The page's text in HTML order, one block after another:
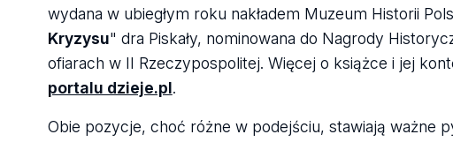
wydana w ubiegłym roku nakładem Muzeum Historii
Kryzysu" dra Piskały, nominowana do Nagrody
ofiarach w II Rzeczypospolitej. Więcej o książce i jej
portalu dzieje.pl.
Obie pozycje, choć różne w podejściu, stawiają ważne